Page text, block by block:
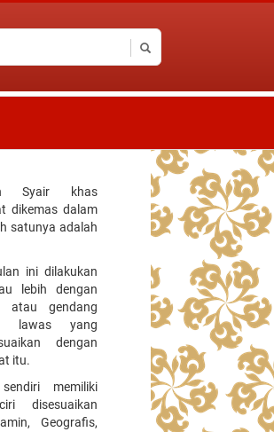
Syair khas
dikemas dalam
satunya adalah
ini dilakukan
lebih dengan
atau gendang
lawas yang
dengan
itu.
memiliki
disesuaikan
Geografis,